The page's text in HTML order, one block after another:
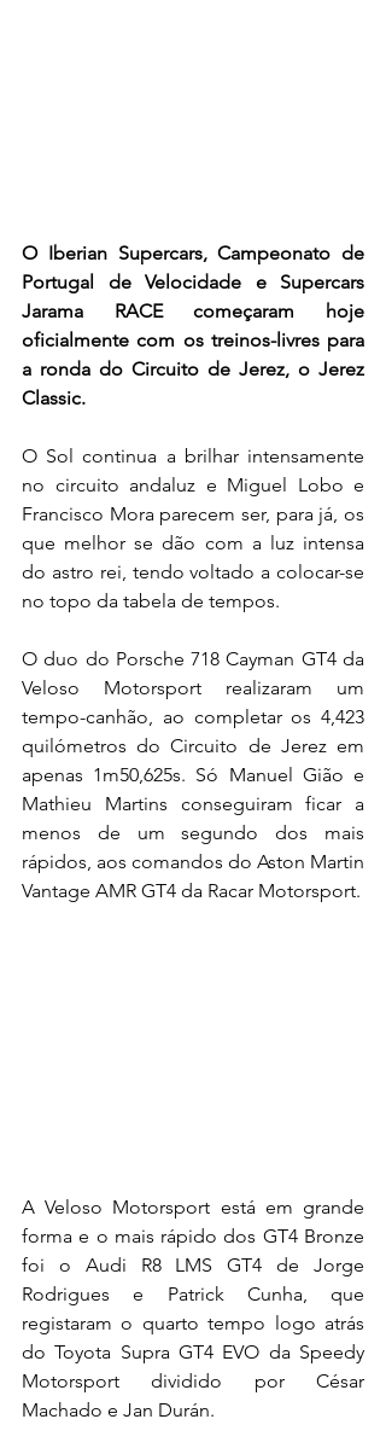
O Iberian Supercars, Campeonato de
Portugal de Velocidade e Supercars
Jarama RACE começaram hoje
oficialmente com os treinos-livres para
a ronda do Circuito de Jerez, o Jerez
Classic.
O Sol continua a brilhar intensamente
no circuito andaluz e Miguel Lobo e
Francisco Mora parecem ser, para já, os
que melhor se dão com a luz intensa
do astro rei, tendo voltado a colocar-se
no topo da tabela de tempos.
O duo do Porsche 718 Cayman GT4 da
Veloso Motorsport realizaram um
tempo-canhão, ao completar os 4,423
quilómetros do Circuito de Jerez em
apenas 1m50,625s. Só Manuel Gião e
Mathieu Martins conseguiram ficar a
menos de um segundo dos mais
rápidos, aos comandos do Aston Martin
Vantage AMR GT4 da Racar Motorsport.
A Veloso Motorsport está em grande
forma e o mais rápido dos GT4 Bronze
foi o Audi R8 LMS GT4 de Jorge
Rodrigues e Patrick Cunha, que
registaram o quarto tempo logo atrás
do Toyota Supra GT4 EVO da Speedy
Motorsport dividido por César
Machado e Jan Durán.